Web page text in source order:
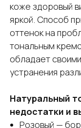
коже здоровый
яркой. Способ
оттенок на
тональным
обладает
устранения
Натуральный
недостатки и
Розовый —